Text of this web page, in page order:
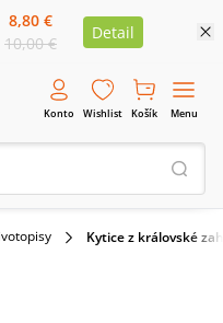
8,80 €
10,00 €
Detail
Konto Wishlist Košík Menu
Kytice z královské